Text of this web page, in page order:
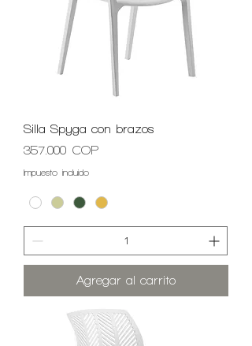
Silla Spyga con brazos
Precio
357.000 COP
Impuesto incluido
Agregar al carrito